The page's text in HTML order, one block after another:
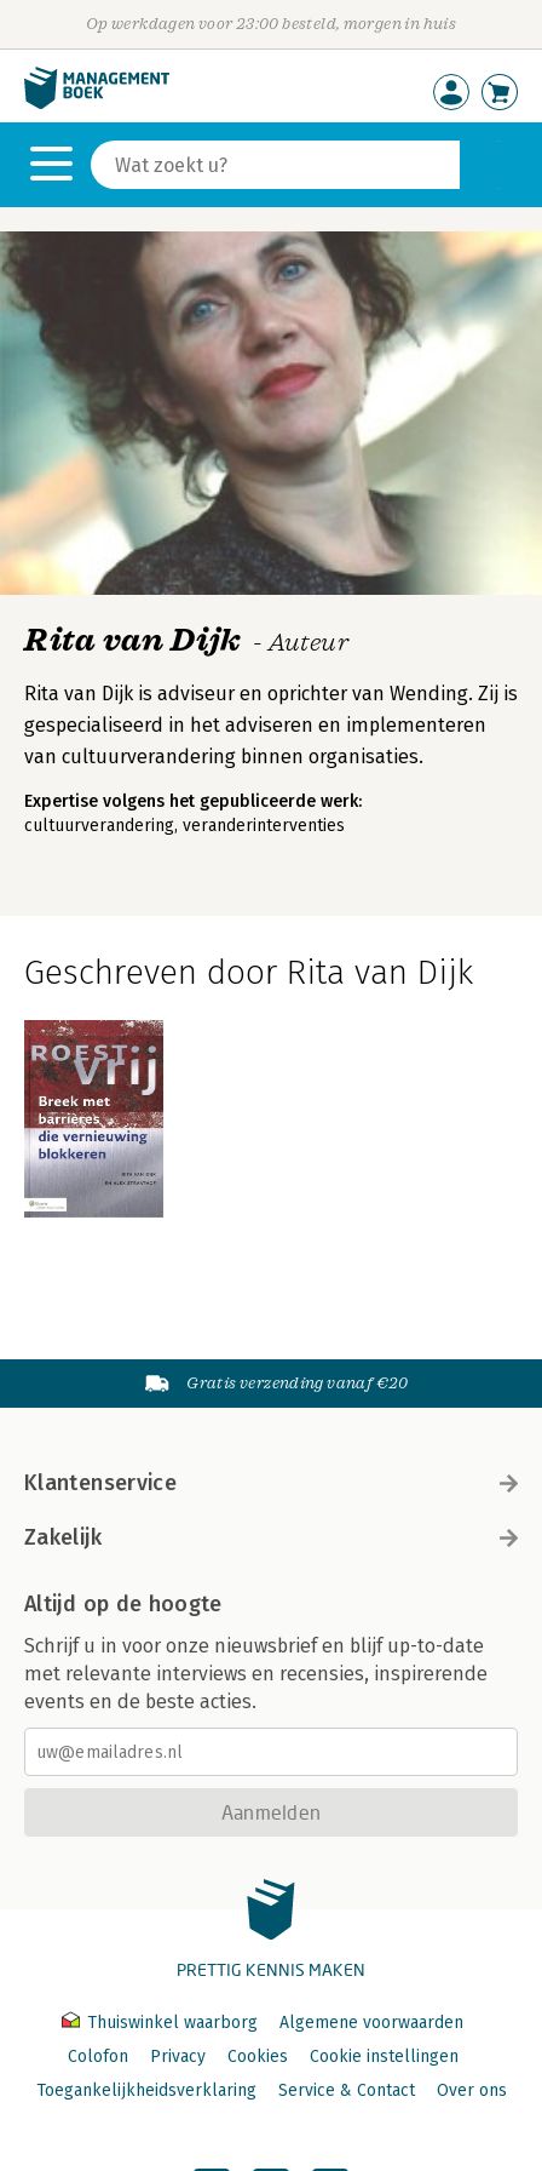
Op werkdagen voor 23:00 besteld, morgen in huis
Rita van Dijk - Auteur
Rita van Dijk is adviseur en oprichter van Wending. Zij is
gespecialiseerd in het adviseren en implementeren
van cultuurverandering binnen organisaties.
Expertise volgens het gepubliceerde werk:
cultuurverandering, veranderinterventies
Geschreven door Rita van Dijk
Gratis verzending vanaf €20
Klantenservice
Zakelijk
Altijd op de hoogte
Schrijf u in voor onze nieuwsbrief en blijf up-to-date
met relevante interviews en recensies, inspirerende
events en de beste acties.
Aanmelden
PRETTIG KENNIS MAKEN
Thuiswinkel waarborg
Algemene voorwaarden
Colofon
Privacy Cookies
Cookie instellingen
Toegankelijkheidsverklaring
Service & Contact Over ons